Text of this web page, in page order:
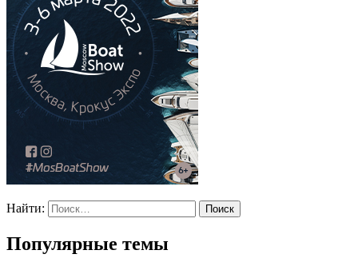
Найти:
Популярные темы